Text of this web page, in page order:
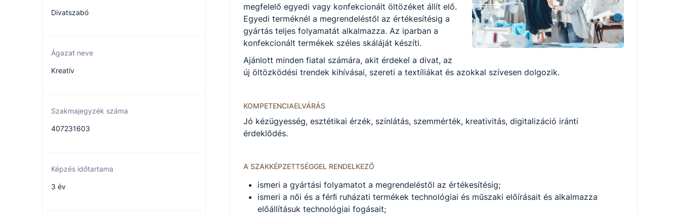
Divatszabó
Ágazat neve
Kreatív
Szakmajegyzék száma
407231603
Képzés időtartama
3 év
megfelelő egyedi vagy konfekcionált öltözéket állít elő.
Egyedi terméknél a megrendeléstől az értékesítésig a
gyártás teljes folyamatát alkalmazza. Az iparban a
konfekcionált termékek széles skáláját készíti.
Ajánlott minden fiatal számára, akit érdekel a divat, az
új öltözködési trendek kihívásai, szereti a textíliákat és azokkal szívesen dolgozik.
KOMPETENCIAELVÁRÁS
Jó kézügyesség, esztétikai érzék, színlátás, szemmérték, kreativitás, digitalizáció iránti
érdeklődés.
A SZAKKÉPZETTSÉGGEL RENDELKEZŐ
ismeri a gyártási folyamatot a megrendeléstől az értékesítésig;
ismeri a női és a férﬁ ruházati termékek technológiai és műszaki előírásait és alkalmazza
előállításuk technológiai fogásait;